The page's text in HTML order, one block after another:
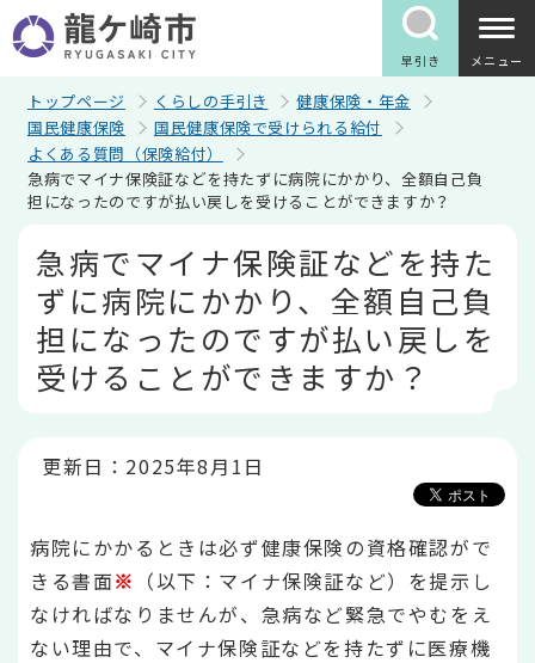
の
ペ
早引き メニュー
トップページ くらしの手引き
健康保険・年金
国民健康保険
国民健康保険で受けられる給付
よくある質問（保険給付）
急病でマイナ保険証などを持たずに病院にかかり、全額自己負
担になったのですが払い戻しを受けることができますか？
急病でマイナ保険証などを持た
ずに病院にかかり、全額自己負
担になったのですが払い戻しを
受けることができますか？
更新日：2025年8月1日
病院にかかるときは必ず健康保険の資格確認がで
きる書面※ （以下：マイナ保険証など）を提示し
なければなりませんが、急病など緊急でやむをえ
ない理由で、マイナ保険証などを持たずに医療機